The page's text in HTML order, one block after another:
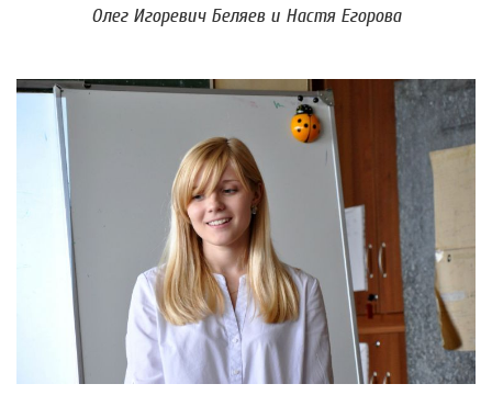
Олег Игоревич Беляев и Настя Егорова